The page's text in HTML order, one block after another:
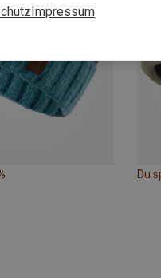
Du
Impressum